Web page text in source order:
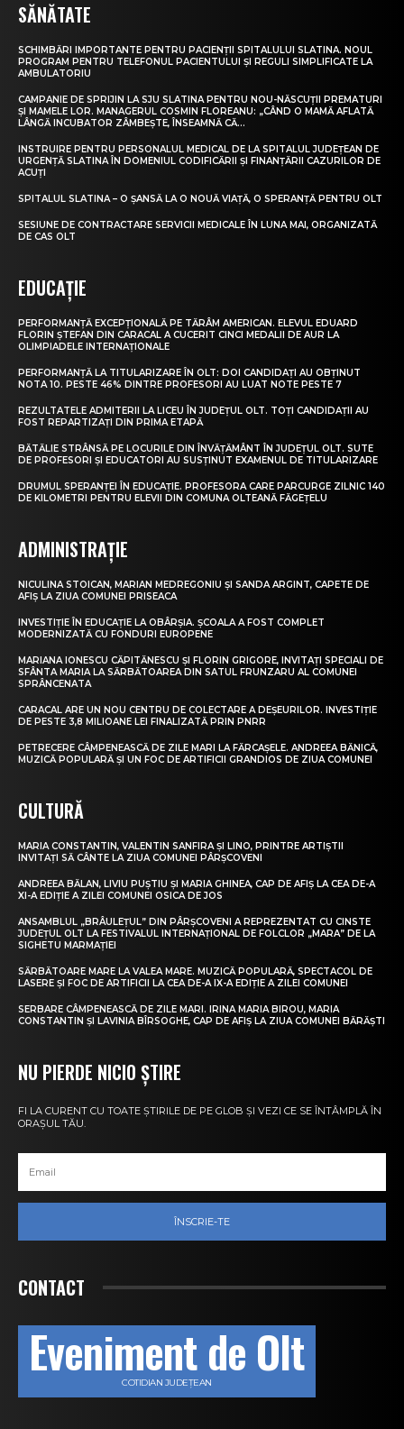
SĂNĂTATE
SCHIMBĂRI IMPORTANTE PENTRU PACIENȚII SPITALULUI SLATINA. NOUL
PROGRAM PENTRU TELEFONUL PACIENTULUI ȘI REGULI SIMPLIFICATE LA
AMBULATORIU
CAMPANIE DE SPRIJIN LA SJU SLATINA PENTRU NOU-NĂSCUȚII PREMATURI
ȘI MAMELE LOR. MANAGERUL COSMIN FLOREANU: „CÂND O MAMĂ AFLATĂ
LÂNGĂ INCUBATOR ZÂMBEȘTE, ÎNSEAMNĂ CĂ...
INSTRUIRE PENTRU PERSONALUL MEDICAL DE LA SPITALUL JUDEȚEAN DE
URGENȚĂ SLATINA ÎN DOMENIUL CODIFICĂRII ȘI FINANȚĂRII CAZURILOR DE
ACUȚI
SPITALUL SLATINA – O ȘANSĂ LA O NOUĂ VIAȚĂ, O SPERANȚĂ PENTRU OLT
SESIUNE DE CONTRACTARE SERVICII MEDICALE ÎN LUNA MAI, ORGANIZATĂ
DE CAS OLT
EDUCAȚIE
PERFORMANȚĂ EXCEPȚIONALĂ PE TĂRÂM AMERICAN. ELEVUL EDUARD
FLORIN ȘTEFAN DIN CARACAL A CUCERIT CINCI MEDALII DE AUR LA
OLIMPIADELE INTERNAȚIONALE
PERFORMANȚĂ LA TITULARIZARE ÎN OLT: DOI CANDIDAȚI AU OBȚINUT
NOTA 10. PESTE 46% DINTRE PROFESORI AU LUAT NOTE PESTE 7
REZULTATELE ADMITERII LA LICEU ÎN JUDEȚUL OLT. TOȚI CANDIDAȚII AU
FOST REPARTIZAȚI DIN PRIMA ETAPĂ
BĂTĂLIE STRÂNSĂ PE LOCURILE DIN ÎNVĂȚĂMÂNT ÎN JUDEȚUL OLT. SUTE
DE PROFESORI ȘI EDUCATORI AU SUSȚINUT EXAMENUL DE TITULARIZARE
DRUMUL SPERANȚEI ÎN EDUCAȚIE. PROFESORA CARE PARCURGE ZILNIC 140
DE KILOMETRI PENTRU ELEVII DIN COMUNA OLTEANĂ FĂGEȚELU
ADMINISTRAȚIE
NICULINA STOICAN, MARIAN MEDREGONIU ȘI SANDA ARGINT, CAPETE DE
AFIȘ LA ZIUA COMUNEI PRISEACA
INVESTIȚIE ÎN EDUCAȚIE LA OBÂRȘIA. ȘCOALA A FOST COMPLET
MODERNIZATĂ CU FONDURI EUROPENE
MARIANA IONESCU CĂPITĂNESCU ȘI FLORIN GRIGORE, INVITAȚI SPECIALI DE
SFÂNTA MARIA LA SĂRBĂTOAREA DIN SATUL FRUNZARU AL COMUNEI
SPRÂNCENATA
CARACAL ARE UN NOU CENTRU DE COLECTARE A DEȘEURILOR. INVESTIȚIE
DE PESTE 3,8 MILIOANE LEI FINALIZATĂ PRIN PNRR
PETRECERE CÂMPENEASCĂ DE ZILE MARI LA FĂRCAȘELE. ANDREEA BĂNICĂ,
MUZICĂ POPULARĂ ȘI UN FOC DE ARTIFICII GRANDIOS DE ZIUA COMUNEI
CULTURĂ
MARIA CONSTANTIN, VALENTIN SANFIRA ȘI LINO, PRINTRE ARTIȘTII
INVITAȚI SĂ CÂNTE LA ZIUA COMUNEI PÂRȘCOVENI
ANDREEA BĂLAN, LIVIU PUȘTIU ȘI MARIA GHINEA, CAP DE AFIȘ LA CEA DE-A
XI-A EDIȚIE A ZILEI COMUNEI OSICA DE JOS
ANSAMBLUL „BRÂULEȚUL” DIN PÂRȘCOVENI A REPREZENTAT CU CINSTE
JUDEȚUL OLT LA FESTIVALUL INTERNAȚIONAL DE FOLCLOR „MARA” DE LA
SIGHETU MARMAȚIEI
SĂRBĂTOARE MARE LA VALEA MARE. MUZICĂ POPULARĂ, SPECTACOL DE
LASERE ȘI FOC DE ARTIFICII LA CEA DE-A IX-A EDIȚIE A ZILEI COMUNEI
SERBARE CÂMPENEASCĂ DE ZILE MARI. IRINA MARIA BIROU, MARIA
CONSTANTIN ȘI LAVINIA BÎRSOGHE, CAP DE AFIȘ LA ZIUA COMUNEI BĂRĂȘTI
NU PIERDE NICIO ȘTIRE
FI LA CURENT CU TOATE ȘTIRILE DE PE GLOB ȘI VEZI CE SE ÎNTÂMPLĂ ÎN
ORAȘUL TĂU.
ÎNSCRIE-TE
CONTACT
Eveniment de Olt
COTIDIAN JUDEȚEAN